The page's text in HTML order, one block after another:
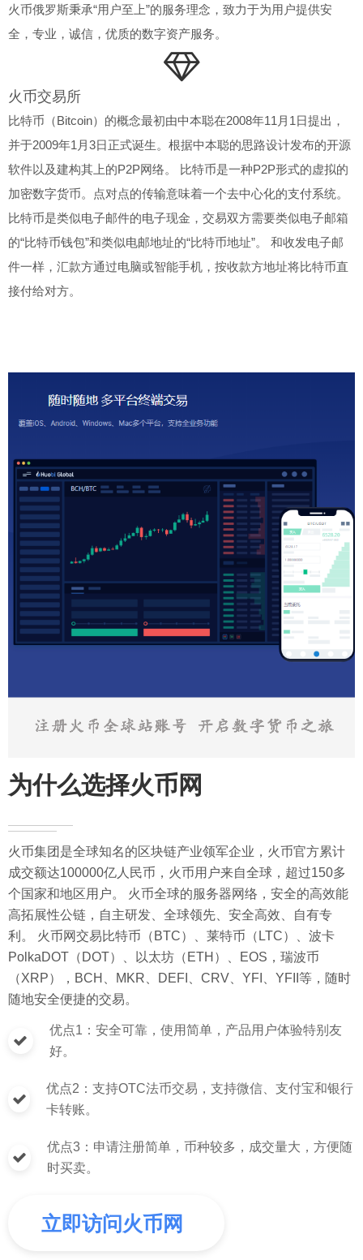
火币俄罗斯秉承“用户至上”的服务理念，致力于为用户提供安
全，专业，诚信，优质的数字资产服务。
火币交易所
比特币（Bitcoin）的概念最初由中本聪在2008年11月1日提出，
并于2009年1月3日正式诞生。根据中本聪的思路设计发布的开源
软件以及建构其上的P2P网络。 比特币是一种P2P形式的虚拟的
加密数字货币。点对点的传输意味着一个去中心化的支付系统。
比特币是类似电子邮件的电子现金，交易双方需要类似电子邮箱
的“比特币钱包”和类似电邮地址的“比特币地址”。 和收发电子邮
件一样，汇款方通过电脑或智能手机，按收款方地址将比特币直
接付给对方。
为什么选择火币网
火币集团是全球知名的区块链产业领军企业，火币官方累计
成交额达100000亿人民币，火币用户来自全球，超过150多
个国家和地区用户。 火币全球的服务器网络，安全的高效能
高拓展性公链，自主研发、全球领先、安全高效、自有专
利。 火币网交易比特币（BTC）、莱特币（LTC）、波卡
PolkaDOT（DOT）、以太坊（ETH）、EOS，瑞波币
（XRP），BCH、MKR、DEFI、CRV、YFI、YFII等，随时
随地安全便捷的交易。
优点1：安全可靠，使用简单，产品用户体验特别友
好。
优点2：支持OTC法币交易，支持微信、支付宝和银行
卡转账。
优点3：申请注册简单，币种较多，成交量大，方便随
时买卖。
立即访问火币网